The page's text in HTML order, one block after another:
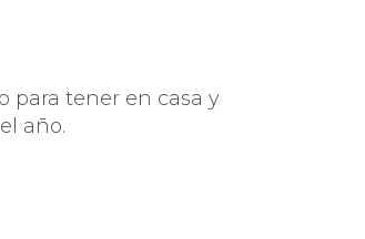
para tener en casa y
año.